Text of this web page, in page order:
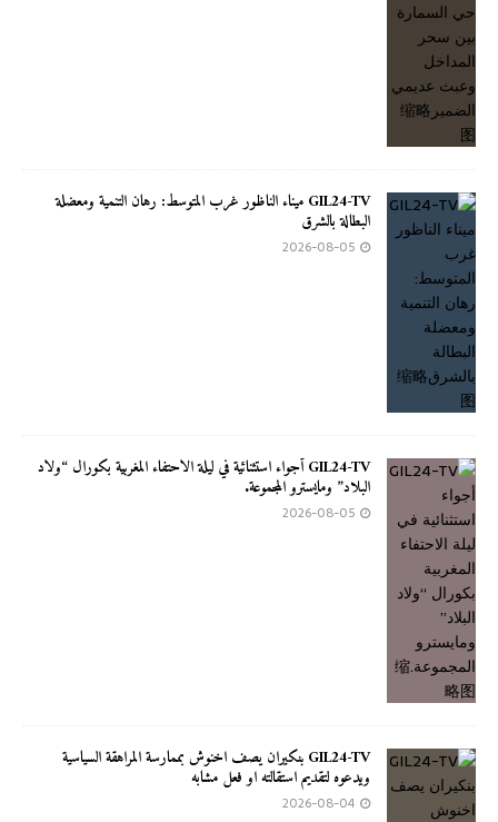
GIL24-TV ميناء الناظور غرب المتوسط: رهان التنمية ومعضلة
البطالة بالشرق
2026-08-05
GIL24-TV أجواء استثنائية في ليلة الاحتفاء المغربية بكورال “ولاد
البلاد” ومايسترو المجموعة.
2026-08-05
GIL24-TV بنكيران يصف اخنوش بممارسة المراهقة السياسية
ويدعوه لتقديم استقالته او فعل مشابه
2026-08-04